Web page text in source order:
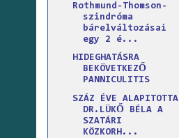
Rothmund-Thomson-
szindróma
bárelváltozásai
egy 2 é...
HIDEGHATÁSRA
BEKÖVETKEZŐ
PANNICULITIS
SZÁZ ÉVE ALAPITOTTA
DR.LÜKŐ BÉLA A
SZATÁRI
KÖZKORH...